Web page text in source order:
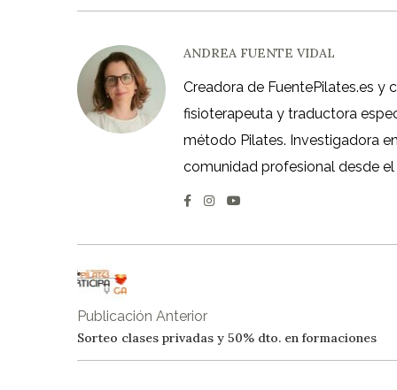
ANDREA FUENTE VIDAL
Creadora de FuentePilates.es y
fisioterapeuta y traductora
método Pilates. Investigadora
comunidad profesional desde
Publicación Anterior
Sorteo clases privadas y 50% dto. en formaciones